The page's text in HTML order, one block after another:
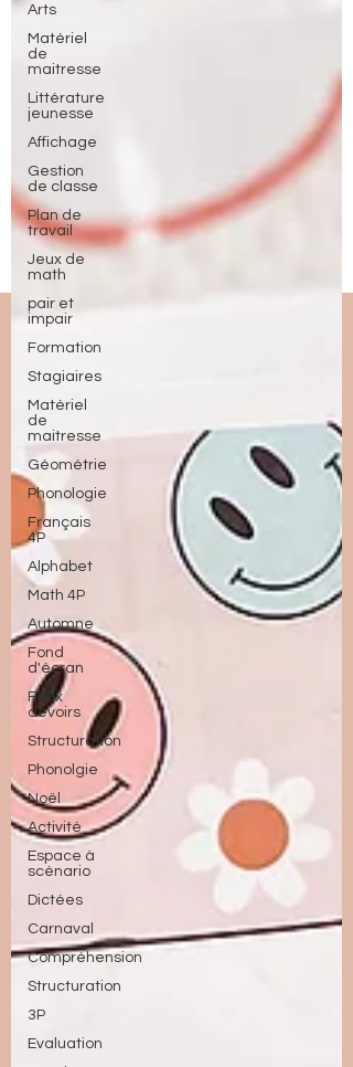
Arts
Matériel
de
maitresse
Littérature
jeunesse
Affichage
Gestion
de classe
Plan de
travail
Jeux de
math
pair et
impair
Formation
Stagiaires
Matériel
de
maitresse
Géométrie
Phonologie
Français
4P
Alphabet
Math 4P
Automne
Fond
d'écran
Faux
devoirs
Structuration
Phonolgie
Noël
Activité
Espace à
scénario
Dictées
Carnaval
Compréhension
Structuration
3P
Evaluation